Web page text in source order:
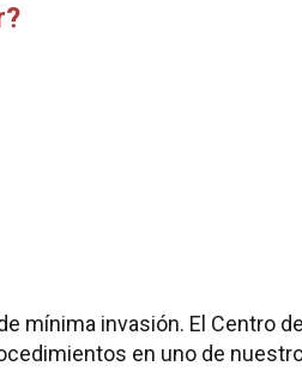
mínima invasión. El Centro
en uno de